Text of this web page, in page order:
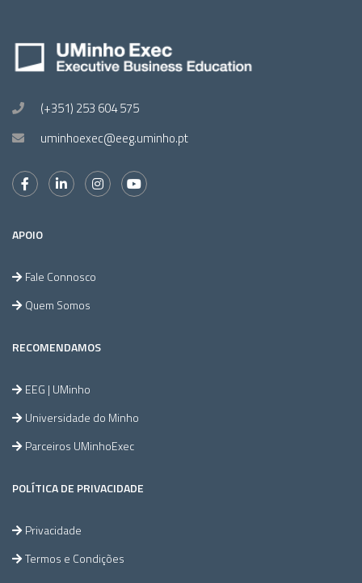
(+351) 253 604 575
uminhoexec@eeg.uminho.pt
APOIO
Fale Connosco
Quem Somos
RECOMENDAMOS
EEG | UMinho
Universidade do Minho
Parceiros UMinhoExec
POLÍTICA DE PRIVACIDADE
Privacidade
Termos e Condições